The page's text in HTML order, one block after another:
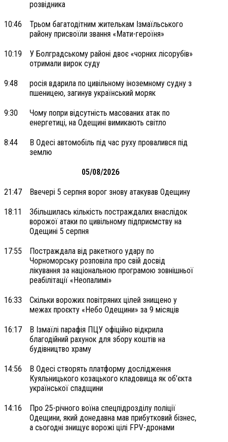
розвідника
10:46
Трьом багатодітним жителькам Ізмаїльського
району присвоїли звання «Мати-героїня»
10:19
У Болградському районі двоє «чорних лісорубів»
отримали вирок суду
9:48
росія вдарила по цивільному іноземному судну з
пшеницею, загинув український моряк
9:30
Чому попри відсутність масованих атак по
енергетиці, на Одещині вимикають світло
8:44
В Одесі автомобіль під час руху провалився під
землю
05/08/2026
21:47 Ввечері 5 серпня ворог знову атакував Одещину
18:11
Збільшилась кількість постраждалих внаслідок
ворожої атаки по цивільному підприємству на
Одещині 5 серпня
17:55
Постраждала від ракетного удару по
Чорноморську розповіла про свій досвід
лікування за національною програмою зовнішньої
реабілітації «Неопалимі»
16:33
Скільки ворожих повітряних цілей знищено у
межах проєкту «Небо Одещини» за 9 місяців
16:17
В Ізмаїлі парафія ПЦУ офіційно відкрила
благодійний рахунок для збору коштів на
будівництво храму
14:56
В Одесі створять платформу дослідження
Куяльницького козацького кладовища як об’єкта
української спадщини
14:16
Про 25-річного воїна спецпідрозділу поліції
Одещини, який донедавна мав прибутковий бізнес,
а сьогодні знищує ворожі цілі FPV-дронами